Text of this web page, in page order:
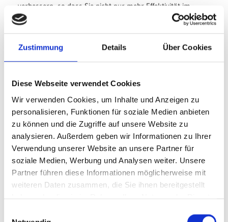
Zustimmung Details Über Cookies
Diese Webseite verwendet Cookies
Wir verwenden Cookies, um Inhalte und Anzeigen zu
personalisieren, Funktionen für soziale Medien anbieten
zu können und die Zugriffe auf unsere Website zu
analysieren. Außerdem geben wir Informationen zu Ihrer
Verwendung unserer Website an unsere Partner für
soziale Medien, Werbung und Analysen weiter. Unsere
Partner führen diese Informationen möglicherweise mit
weiteren Daten zusammen, die Sie ihnen bereitgestellt
verbessern, so dass Sie nicht nur mehr Effektivität im
Unternehmen haben, sondern am Ende auch noch in einer
arbeiten können.
Deshalb hat Spatz-Consulting gemeinsam mit der Neopex
kompletter Produktionsanlagen, Fertigungslinien und
ganzer Fabrikgebäude. Von der Wertstromanalyse
Sicherheitskonzeptionund CE-Konformitätsbewertung bis
zum
Safety Check
bei Inbetriebahme bieten wir alles mit
einem ausgewählten Netzwerk aus Experten aus einer
Dadurch entsteht keine Verzögerung mehr und die
Produktionsstätten können schneller in Betrieb gehen.
mehr erfahren
Kontakt